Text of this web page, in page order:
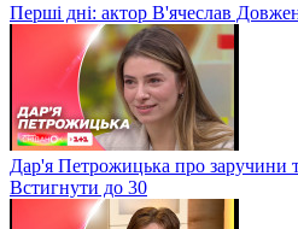
Перші дні: актор В'ячеслав
Дар'я Петрожицька про заручини
Встигнути до 30